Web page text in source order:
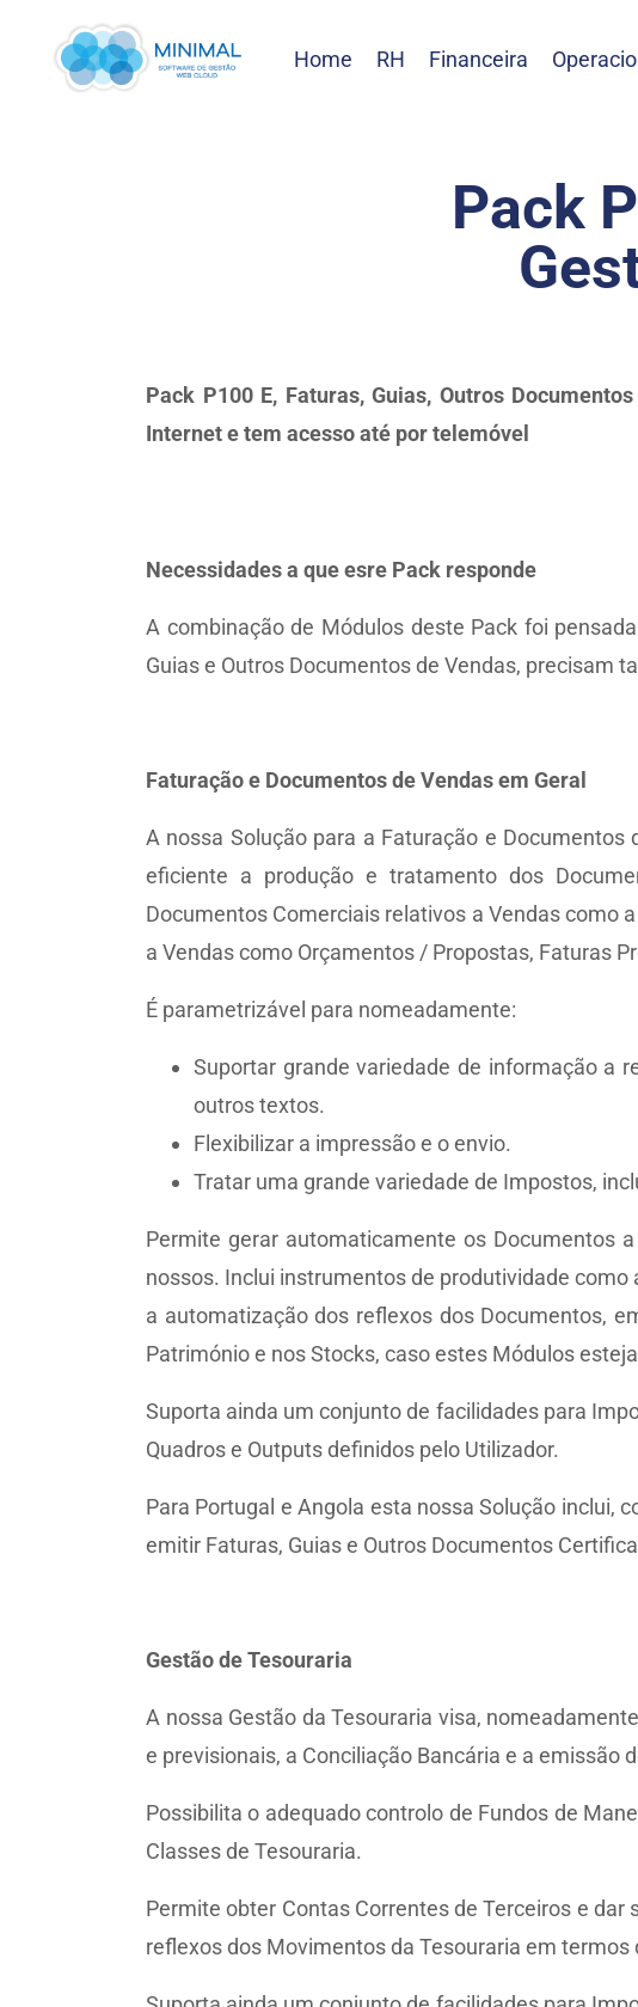
Home RH Financeira
Pack
Pack P100 E, Faturas, Guias, Outros
Internet e tem acesso até por telemóvel
Necessidades a que esre Pack responde
A combinação de Módulos deste Pack foi
Guias e Outros Documentos de Vendas, precisam
Faturação e Documentos de Vendas em Geral
A nossa Solução para a Faturação e
eficiente a produção e tratamento dos
Documentos Comerciais relativos a Vendas como
a Vendas como Orçamentos / Propostas, Faturas
É parametrizável para nomeadamente:
Suportar grande variedade de informação a
outros textos.
Flexibilizar a impressão e o envio.
Tratar uma grande variedade de Impostos,
Permite gerar automaticamente os Documentos
nossos. Inclui instrumentos de produtividade
a automatização dos reflexos dos Documentos,
Património e nos Stocks, caso estes Módulos
Suporta ainda um conjunto de facilidades para
Quadros e Outputs definidos pelo Utilizador.
Para Portugal e Angola esta nossa Solução inclui,
emitir Faturas, Guias e Outros Documentos
Gestão de Tesouraria
A nossa Gestão da Tesouraria visa,
e previsionais, a Conciliação Bancária e a emissão
Possibilita o adequado controlo de Fundos de
Classes de Tesouraria.
Permite obter Contas Correntes de Terceiros e
reflexos dos Movimentos da Tesouraria em